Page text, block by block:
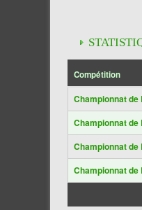
Compétition
Championnat de
Championnat de
Championnat de
Championnat de